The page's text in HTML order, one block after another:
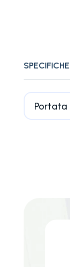
SPECIFICHE
Portata